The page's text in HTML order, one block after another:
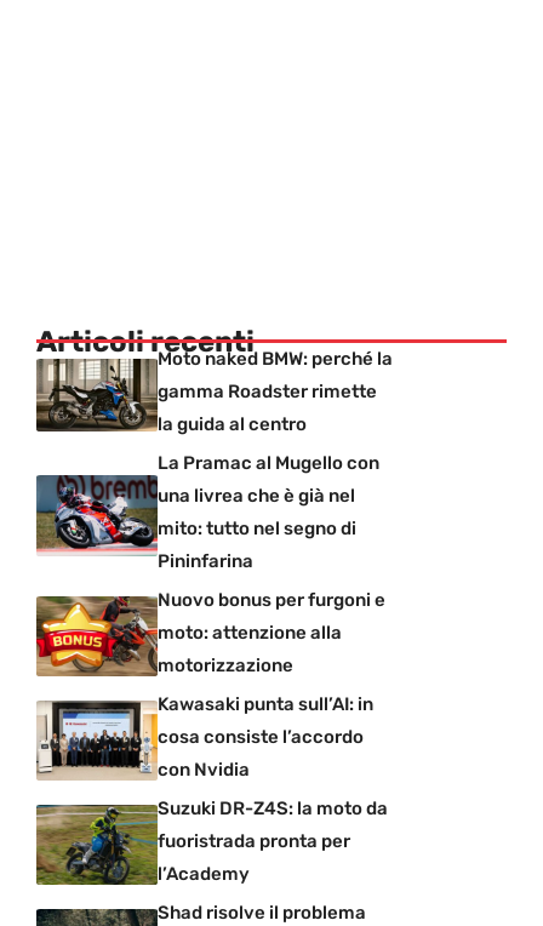
Articoli recentiMoto naked BMW: perché la
gamma Roadster rimette
la guida al centro
La Pramac al Mugello con
una livrea che è già nel
mito: tutto nel segno di
Pininfarina
Nuovo bonus per furgoni e
moto: attenzione alla
motorizzazione
Kawasaki punta sull’AI: in
cosa consiste l’accordo
con Nvidia
Suzuki DR-Z4S: la moto da
fuoristrada pronta per
l’Academy
Shad risolve il problema